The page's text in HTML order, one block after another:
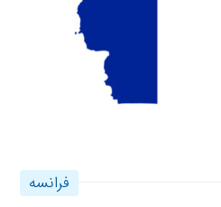
فرانسه